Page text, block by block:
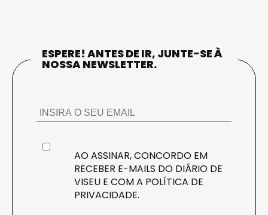
ESPERE! ANTES DE IR, JUNTE-SE À
NOSSA NEWSLETTER.
AO ASSINAR, CONCORDO EM
RECEBER E-MAILS DO DIÁRIO DE
VISEU E COM A POLÍTICA DE
PRIVACIDADE.